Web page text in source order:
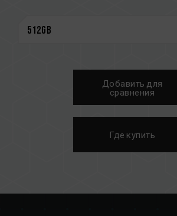
Комплексная защита благодаря
Добавить для
сравнения
Где купить